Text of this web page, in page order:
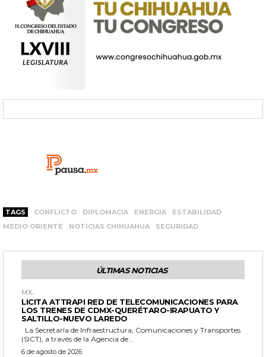
TAGS CONFLICTO DIPLOMACIA ENERGIA
ESTABILIDAD
MEDIO ORIENTE
NOTICIAS CHIHUAHUA SEGURIDAD
ÚLTIMAS NOTICIAS
MX.
LICITA ATTRAPI RED DE TELECOMUNICACIONES PARA
LOS TRENES DE CDMX-QUERÉTARO-IRAPUATO Y
SALTILLO-NUEVO LAREDO
(SICT), a través de la Agencia de...
6 de agosto de 2026